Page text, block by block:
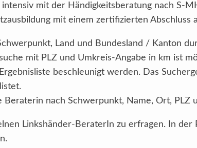
intensiv mit der Händigkeitsberatung nach S-
mit einem zertifizierten Abschluss
Land und Bundesland / Kanton
mit PLZ und Umkreis-Angabe in km ist
beschleunigt werden. Das
nach Schwerpunkt, Name, Ort, PLZ
Linkshänder-BeraterIn zu erfragen. In der